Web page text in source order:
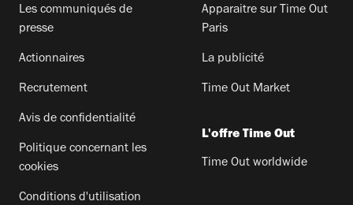
Les communiqués de
presse
Actionnaires
Recrutement
Avis de confidentialité
Politique concernant les
cookies
Conditions d'utilisation
Apparaitre sur Time Out
Paris
La publicité
Time Out Market
L'offre Time Out
Time Out worldwide